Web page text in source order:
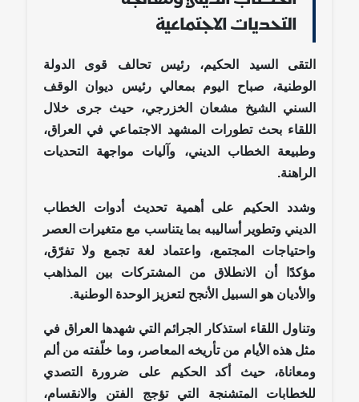
التحديات الاجتماعية
التقى السيد الحكيم، رئيس تحالف قوى الدولة
الوطنية، صباح اليوم بمعالي رئيس ديوان الوقف
السني الشيخ مشعان الخزرجي، حيث جرى خلال
اللقاء بحث تطورات المشهد الاجتماعي في العراق،
وطبيعة الخطاب الديني، وآليات مواجهة التحديات
الراهنة.
وشدد الحكيم على أهمية تحديث أدوات الخطاب
الديني وتطوير أساليبه بما يتناسب مع متغيرات العصر
واحتياجات المجتمع، واعتماد لغة تجمع ولا تفرّق،
مؤكدًا أن الانطلاق من المشتركات بين المذاهب
والأديان هو السبيل الأنجح لتعزيز الوحدة الوطنية.
وتناول اللقاء استذكار الجرائم التي شهدها العراق في
مثل هذه الأيام من تأريخه المعاصر، وما خلّفته من ألم
ومعاناة، حيث أكد الحكيم على ضرورة التصدي
للخطابات المتشنجة التي تؤجج الفتن والانقسام،